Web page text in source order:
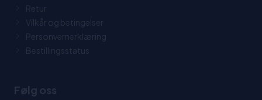
Retur
Vilkår og betingelser
Personvernerklæring
Bestillingsstatus
Følg oss